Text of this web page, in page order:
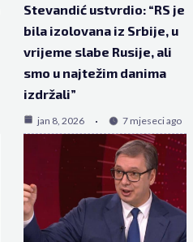
Stevandić ustvrdio: “RS je
bila izolovana iz Srbije, u
vrijeme slabe Rusije, ali
smo u najtežim danima
izdržali”
jan 8, 2026 7 mjeseci ago